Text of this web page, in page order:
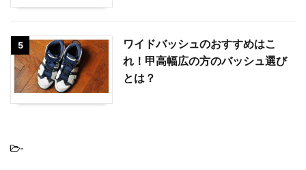
5
ワイドバッシュのおすすめはこ
れ！甲高幅広の方のバッシュ選び
とは？
-